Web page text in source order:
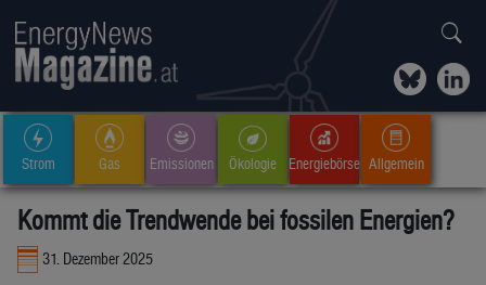
Strom Gas Emissionen Ökologie Energiebörse Allgemein
Kommt die Trendwende bei fossilen Energien?
31. Dezember 2025